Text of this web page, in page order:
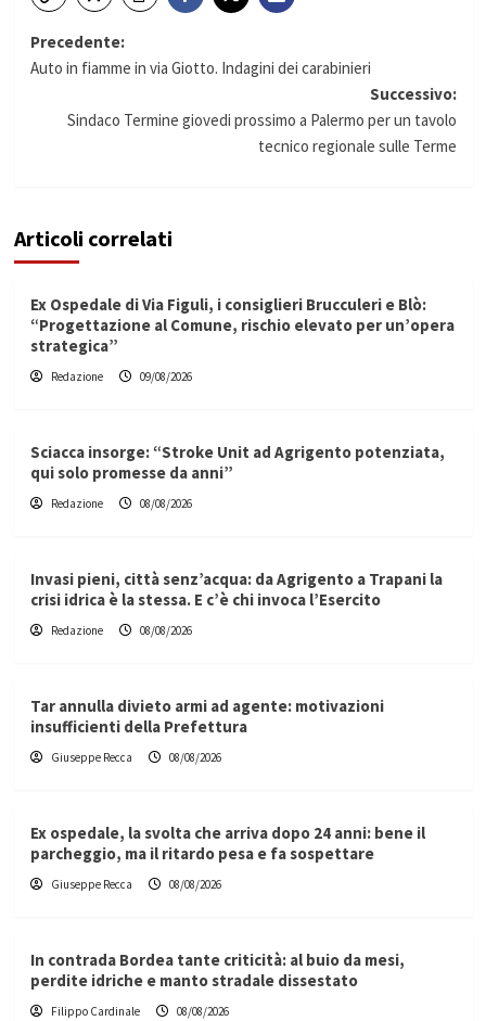
Navigazione
Precedente:
Auto in fiamme in via Giotto. Indagini dei carabinieri
Successivo:
Sindaco Termine giovedi prossimo a Palermo per un tavolo
tecnico regionale sulle Terme
Articoli correlati
Ex Ospedale di Via Figuli, i consiglieri Brucculeri e Blò:
“Progettazione al Comune, rischio elevato per un’opera
strategica”
Redazione 09/08/2026
Sciacca insorge: “Stroke Unit ad Agrigento potenziata,
qui solo promesse da anni”
Redazione 08/08/2026
Invasi pieni, città senz’acqua: da Agrigento a Trapani la
crisi idrica è la stessa. E c’è chi invoca l’Esercito
Redazione 08/08/2026
Tar annulla divieto armi ad agente: motivazioni
insufficienti della Prefettura
Giuseppe Recca 08/08/2026
Ex ospedale, la svolta che arriva dopo 24 anni: bene il
parcheggio, ma il ritardo pesa e fa sospettare
Giuseppe Recca 08/08/2026
In contrada Bordea tante criticità: al buio da mesi,
perdite idriche e manto stradale dissestato
Filippo Cardinale 08/08/2026